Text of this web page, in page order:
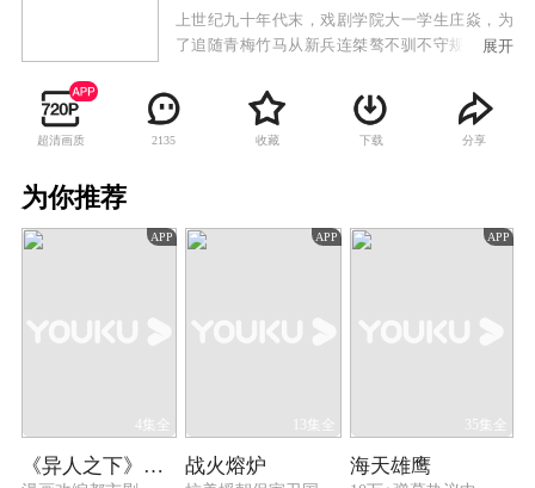
上世纪九十年代末，戏剧学院大一学生庄焱，为
了追随青梅竹马从新兵连桀骜不驯不守规矩的典
酷疲惫的层层“除锈”选拔训练，并最终和老炮、
强子、耿继辉、史大凡、邓振华等人一起，成为
了每年从几十万陆军中挑出的六名新锐，组成狼
们一起，同生共死，在各种实战演习中屡建奇
展开
超清画质 2135 收藏 下载 分享
为你推荐
APP
4集全
《异人之下》回顾特辑
APP
13集全
战火熔炉
APP
35集全
海天雄鹰